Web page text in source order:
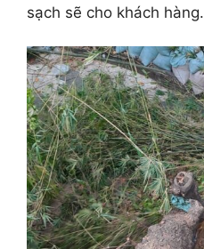
sạch sẽ cho khách hàng.